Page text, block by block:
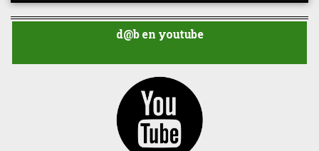
d@b en youtube